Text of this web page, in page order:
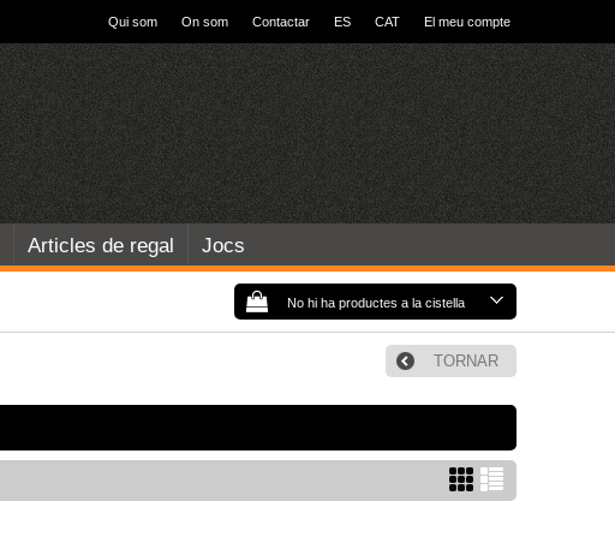
Qui som On som Contactar ES CAT El meu compte
Articles de regal Jocs
No hi ha productes a la cistella
TORNAR